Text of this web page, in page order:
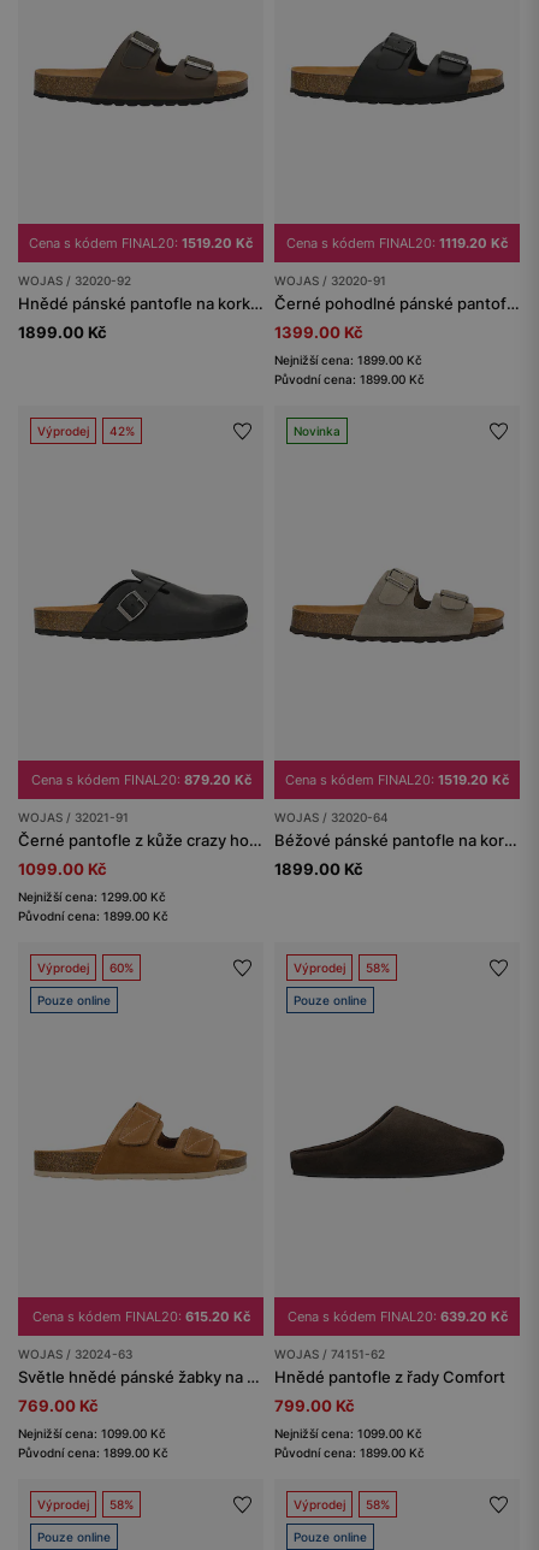
Cena s kódem FINAL20: 1519.20 Kč
WOJAS / 32020-92
Hnědé pánské pantofle na korkové podešvi z crazy horse kůže
1899.00 Kč
Cena s kódem FINAL20: 1119.20 Kč
WOJAS / 32020-91
Černé pohodlné pánské pantofle na korkové podrážce
1399.00 Kč
Nejnižší cena: 1899.00 Kč
Původní cena: 1899.00 Kč
Výprodej 42%
Cena s kódem FINAL20: 879.20 Kč
WOJAS / 32021-91
Černé pantofle z kůže crazy horse na korkové podrážce
1099.00 Kč
Nejnižší cena: 1299.00 Kč
Původní cena: 1899.00 Kč
Novinka
Cena s kódem FINAL20: 1519.20 Kč
WOJAS / 32020-64
Béžové pánské pantofle na korkové podrážce
1899.00 Kč
Výprodej 60%
Pouze online
Cena s kódem FINAL20: 615.20 Kč
WOJAS / 32024-63
Světle hnědé pánské žabky na korkové podešvi se suchými zipy
769.00 Kč
Nejnižší cena: 1099.00 Kč
Původní cena: 1899.00 Kč
Výprodej 58%
Pouze online
Cena s kódem FINAL20: 639.20 Kč
WOJAS / 74151-62
Hnědé pantofle z řady Comfort
799.00 Kč
Nejnižší cena: 1099.00 Kč
Původní cena: 1899.00 Kč
Výprodej 58%
Pouze online
Výprodej 58%
Pouze online